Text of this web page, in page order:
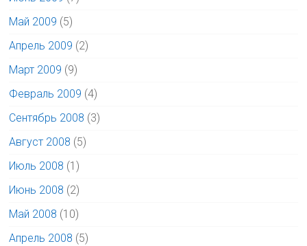
Май 2009 (5)
Апрель 2009 (2)
Март 2009 (9)
Февраль 2009 (4)
Сентябрь 2008 (3)
Август 2008 (5)
Июль 2008 (1)
Июнь 2008 (2)
Май 2008 (10)
Апрель 2008 (5)